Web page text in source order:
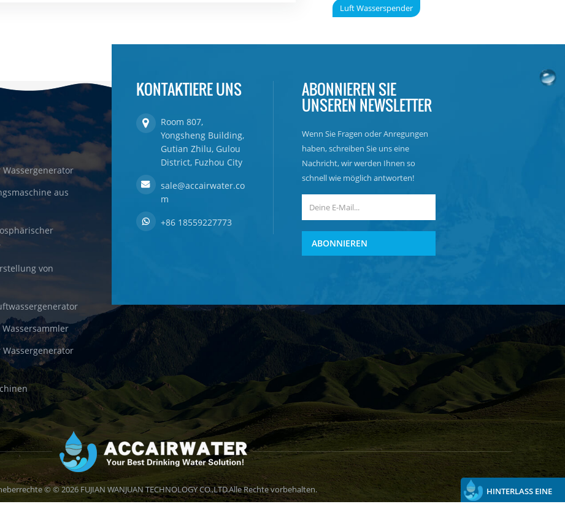
Luft Wasserspender
aus
von
KONTAKTIERE UNS
Room 807,
Yongsheng Building,
Gutian Zhilu, Gulou
District, Fuzhou City
sale@accairwater.co
m
+86 18559227773
ABONNIEREN SIE
UNSEREN NEWSLETTER
Wenn Sie Fragen oder Anregungen
haben, schreiben Sie uns eine
Nachricht, wir werden Ihnen so
schnell wie möglich antworten!
ABONNIEREN
© © 2026 FUJIAN WANJUAN TECHNOLOGY CO.,LTD.Alle Rechte vorbehalten.
HINTERLASS EINE